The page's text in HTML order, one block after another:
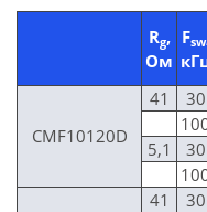
Rg,
Ом
Fsw
CMF10120D
41 30
5,1
30
41 30